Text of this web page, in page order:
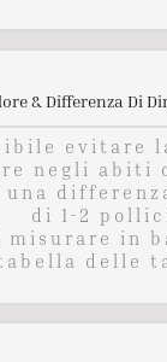
& Differenza Di
evitare
negli abiti
una
di 1-2
misurare in
delle